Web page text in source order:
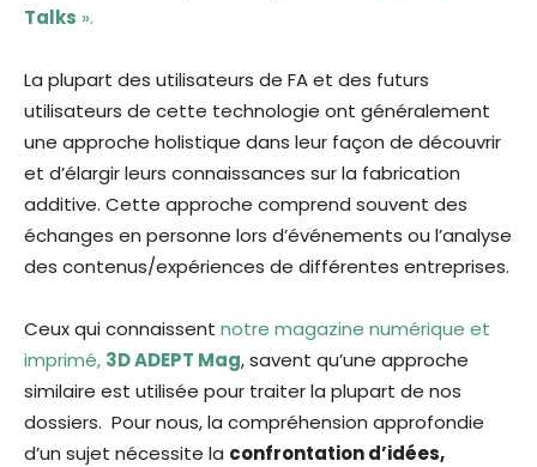
Talks ».
La plupart des utilisateurs de FA et des futurs
utilisateurs de cette technologie ont généralement
une approche holistique dans leur façon de découvrir
et d’élargir leurs connaissances sur la fabrication
additive. Cette approche comprend souvent des
échanges en personne lors d’événements ou l’analyse
des contenus/expériences de différentes entreprises.
Ceux qui connaissent notre magazine numérique et
imprimé, 3D ADEPT Mag, savent qu’une approche
similaire est utilisée pour traiter la plupart de nos
dossiers. Pour nous, la compréhension approfondie
d’un sujet nécessite la confrontation d’idées,